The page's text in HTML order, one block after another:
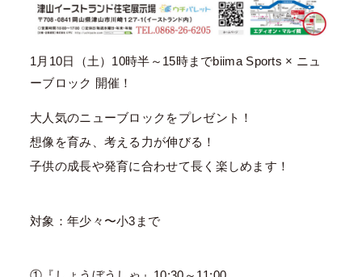
1月10日（土）10時半～15時までbiima Sports × ニュ
ーブロック 開催！
大人気のニューブロックをプレゼント！
想像を育み、考える力が伸びる！
子供の成長や発育に合わせて長く楽しめます！
対象：年少々〜小3まで